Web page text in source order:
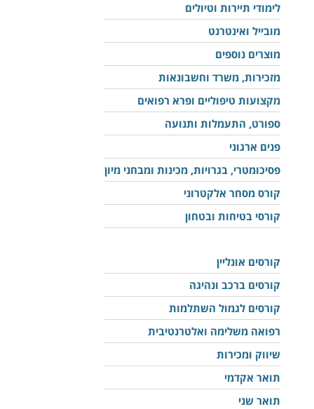
לימודי תיירות וטיולים
מובייל ואינטרנט
מוצרים נוספים
מזכירות, משרד וחשבונאות
מקצועות טיפוליים ופרא רפואים
ספורט, התעמלות ותנועה
פנים ארגוני
פסיכומטרי, בגרויות, מכינות ומבחני מיון
קורס מסחר אלקטרוני
קורסי בטיחות ובטחון
קורסים אונליין
קורסים ברכב ונהיגה
קורסים לגמול השתלמות
רפואה משלימה ואלטרנטיבית
שיווק ומכירות
תואר אקדמי
תואר שני